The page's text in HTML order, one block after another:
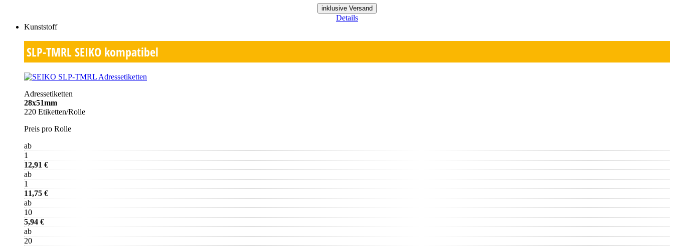
inklusive Versand
Details
Kunststoff
SLP-TMRLSEIKO kompatibel
Adressetiketten
28x51mm
220 Etiketten/Rolle
Preis pro Rolle
ab
1
12,91 €
ab
1
11,75 €
ab
10
5,94 €
ab
20